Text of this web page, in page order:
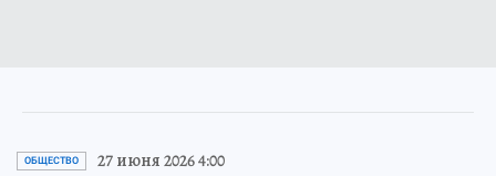
ОБЩЕСТВО 27 июня 2026 4:00